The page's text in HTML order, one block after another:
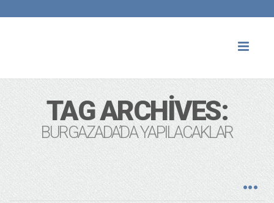
TAG ARCHIVES:
BURGAZADA’DA YAPILACAKLAR